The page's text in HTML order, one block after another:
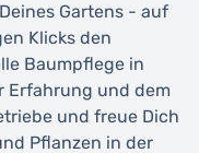
Gartens - auf
Klicks den
Baumpflege in
Erfahrung und dem
und freue Dich
Pflanzen in der